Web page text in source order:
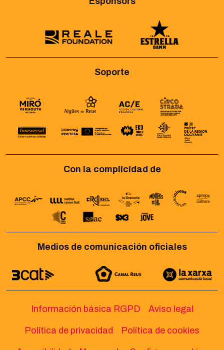
Soporte
Con la complicidad de
Medios de comunicación oficiales
Información básica RGPD Aviso legal
Política de privacidad Política de cookies